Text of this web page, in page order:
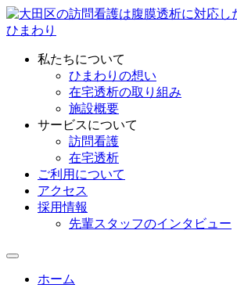
私たちについて
ひまわりの想い
在宅透析の取り組み
施設概要
サービスについて
訪問看護
在宅透析
ご利用について
アクセス
採用情報
先輩スタッフのインタビュー
ホーム